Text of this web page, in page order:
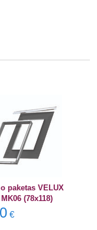
paketas VELUX
(78x118)
€